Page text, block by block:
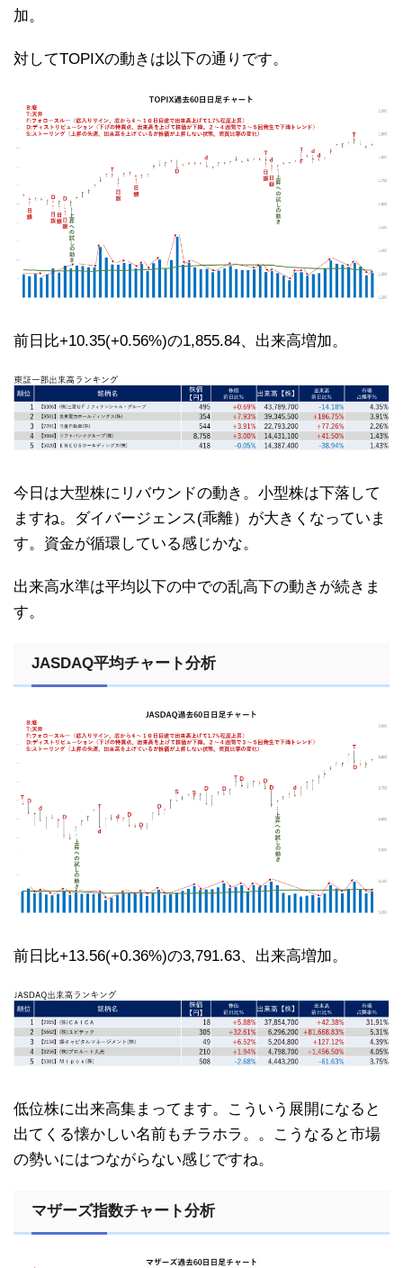
加。
対してTOPIXの動きは以下の通りです。
前日比+10.35(+0.56%)の1,855.84、出来高増加。
今日は大型株にリバウンドの動き。小型株は下落して
ますね。ダイバージェンス(乖離）が大きくなっていま
す。資金が循環している感じかな。
出来高水準は平均以下の中での乱高下の動きが続きま
す。
JASDAQ平均チャート分析
前日比+13.56(+0.36%)の3,791.63、出来高増加。
低位株に出来高集まってます。こういう展開になると
出てくる懐かしい名前もチラホラ。。こうなると市場
の勢いにはつながらない感じですね。
マザーズ指数チャート分析